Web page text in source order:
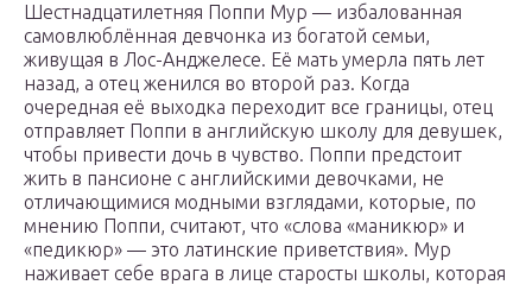
Шестнадцатилетняя Поппи Мур — избалованная
самовлюблённая девчонка из богатой семьи,
живущая в Лос-Анджелесе. Её мать умерла пять лет
назад, а отец женился во второй раз. Когда
очередная её выходка переходит все границы, отец
отправляет Поппи в английскую школу для девушек,
чтобы привести дочь в чувство. Поппи предстоит
жить в пансионе с английскими девочками, не
отличающимися модными взглядами, которые, по
мнению Поппи, считают, что «слова «маникюр» и
«педикюр» — это латинские приветствия». Мур
наживает себе врага в лице старосты школы, которая